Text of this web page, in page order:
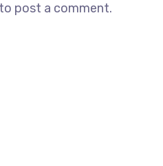
post a comment.